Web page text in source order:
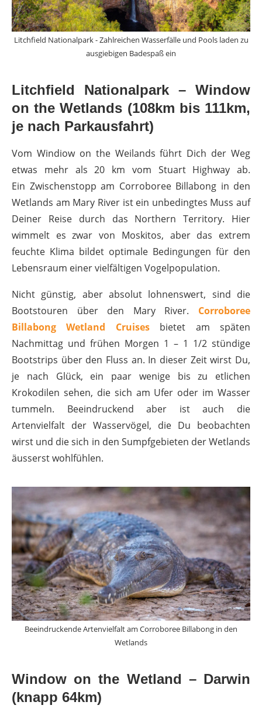
Litchfield Nationalpark - Zahlreichen Wasserfälle und Pools laden zu
ausgiebigen Badespaß ein
Litchfield Nationalpark – Window
on the Wetlands (108km bis 111km,
je nach Parkausfahrt)
Vom Windiow on the Weilands führt Dich der Weg
etwas mehr als 20 km vom Stuart Highway ab.
Ein Zwischenstopp am Corroboree Billabong in den
Wetlands am Mary River ist ein unbedingtes Muss auf
Deiner Reise durch das Northern Territory. Hier
wimmelt es zwar von Moskitos, aber das extrem
feuchte Klima bildet optimale Bedingungen für den
Lebensraum einer vielfältigen Vogelpopulation.
Nicht günstig, aber absolut lohnenswert, sind die
Bootstouren über den Mary River. Corroboree
Billabong Wetland Cruisesbietet am späten
Nachmittag und frühen Morgen 1 – 1 1/2 stündige
Bootstrips über den Fluss an. In dieser Zeit wirst Du,
je nach Glück, ein paar wenige bis zu etlichen
Krokodilen sehen, die sich am Ufer oder im Wasser
tummeln. Beeindruckend aber ist auch die
Artenvielfalt der Wasservögel, die Du beobachten
wirst und die sich in den Sumpfgebieten der Wetlands
äusserst wohlfühlen.
Beeindruckende Artenvielfalt am Corroboree Billabong in den
Wetlands
Window on the Wetland – Darwin
(knapp 64km)